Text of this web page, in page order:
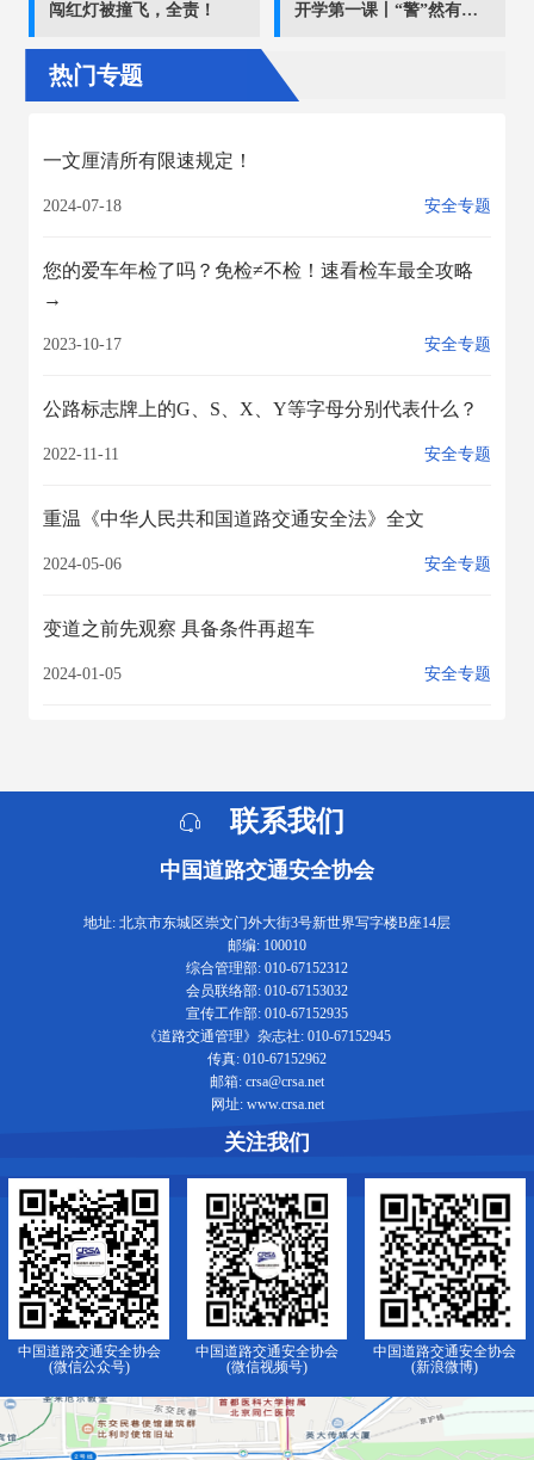
闯红灯被撞飞，全责！ 开学第一课丨“警”然有序 佳木斯公安交警站好“护学第一岗” 上好“开学第一课”
热门专题
一文厘清所有限速规定！
2024-07-18 安全专题
您的爱车年检了吗？免检≠不检！速看检车最全攻略
→
2023-10-17 安全专题
公路标志牌上的G、S、X、Y等字母分别代表什么？
2022-11-11 安全专题
重温《中华人民共和国道路交通安全法》全文
2024-05-06 安全专题
变道之前先观察 具备条件再超车
2024-01-05 安全专题
联系我们
中国道路交通安全协会
地址: 北京市东城区崇文门外大街3号新世界写字楼B座14层
邮编: 100010
综合管理部: 010-67152312
会员联络部: 010-67153032
宣传工作部: 010-67152935
《道路交通管理》杂志社: 010-67152945
传真: 010-67152962
邮箱: crsa@crsa.net
网址: www.crsa.net
关注我们
中国道路交通安全协会
(微信公众号)
中国道路交通安全协会
(微信视频号)
中国道路交通安全协会
(新浪微博)